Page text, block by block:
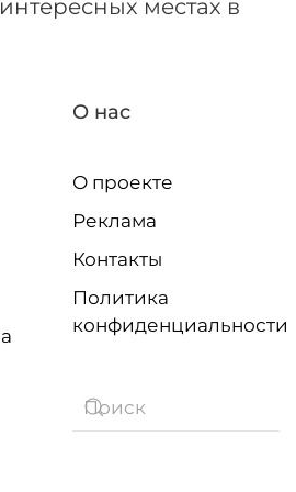
местах в
О нас
О проекте
Реклама
Контакты
Политика
конфиденциальности